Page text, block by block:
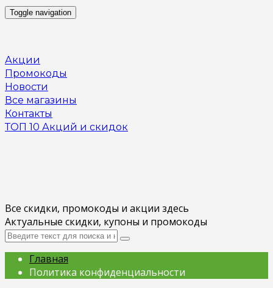
Toggle navigation
Акции
Промокоды
Новости
Все магазины
Контакты
ТОП 10 Акций и скидок
Все скидки, промокоды и акции здесь
Актуальные скидки, купоны и промокоды
Главная
Политика конфиденциальности